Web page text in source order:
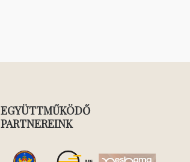
EGYÜTTMŰKÖDŐ
PARTNEREINK